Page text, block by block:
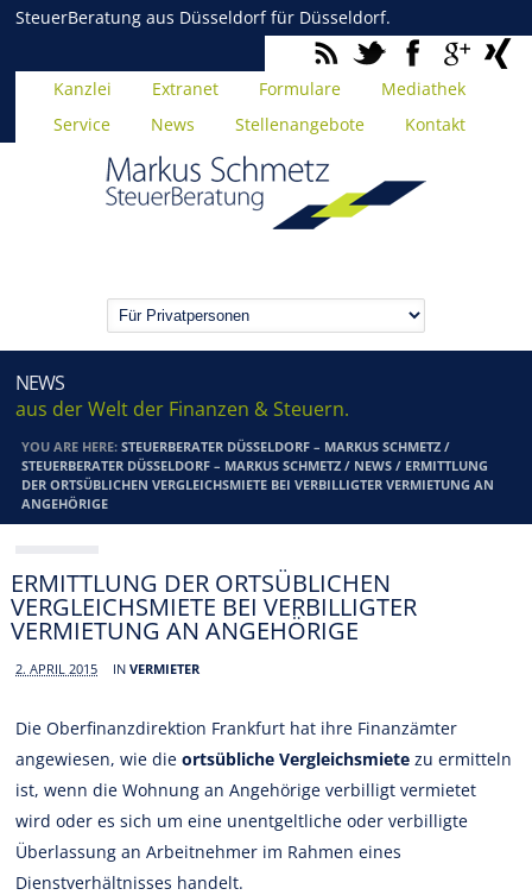
SteuerBeratung aus Düsseldorf für Düsseldorf.
Kanzlei Extranet Formulare
Mediathek
Service
News Stellenangebote Kontakt
NEWS
aus der Welt der Finanzen & Steuern.
YOU ARE HERE:STEUERBERATER DÜSSELDORF – MARKUS SCHMETZ /
STEUERBERATER DÜSSELDORF – MARKUS SCHMETZ / NEWS / ERMITTLUNG
DER ORTSÜBLICHEN VERGLEICHSMIETE BEI VERBILLIGTER VERMIETUNG AN
ANGEHÖRIGE
ERMITTLUNG DER ORTSÜBLICHEN
VERGLEICHSMIETE BEI VERBILLIGTER
VERMIETUNG AN ANGEHÖRIGE
2. APRIL 2015 INVERMIETER
Die Oberfinanzdirektion Frankfurt hat ihre Finanzämter
angewiesen, wie dieortsübliche Vergleichsmiete zu ermitteln
ist, wenn die Wohnung an Angehörige verbilligt vermietet
wird oder es sich um eine unentgeltliche oder verbilligte
Überlassung an Arbeitnehmer im Rahmen eines
Dienstverhältnisses handelt.